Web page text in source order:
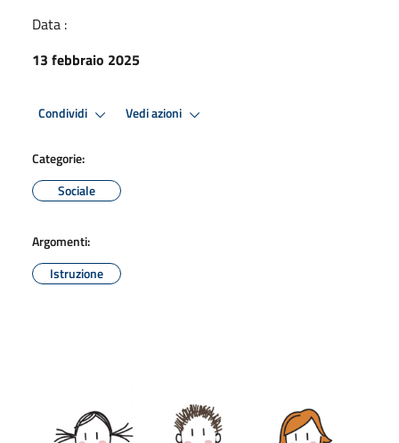
Data :
13 febbraio 2025
Condividi Vedi azioni
Categorie:
Sociale
Argomenti:
Istruzione